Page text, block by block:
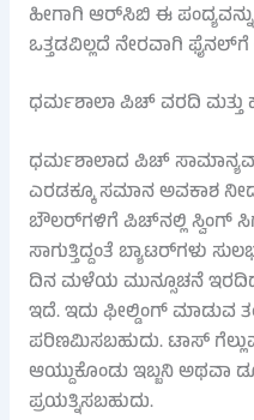
ಹೀಗಾಗಿ ಆರ್​ಸಿಬಿ ಈ
ಒತ್ತಡವಿಲ್ಲದೆ ನೇರವಾಗಿ
ಧರ್ಮಶಾಲಾ ಪಿಚ್ ವರದಿ ಮತ್ತು
ಧರ್ಮಶಾಲಾದ ಪಿಚ್
ಎರಡಕ್ಕೂ ಸಮಾನ ಅವಕಾಶ
ಬೌಲರ್‌ಗಳಿಗೆ ಪಿಚ್‌ನಲ್ಲಿ ಸ್ವಿಂಗ್
ಸಾಗುತ್ತಿದ್ದಂತೆ ಬ್ಯಾಟರ್‌ಗಳು
ದಿನ ಮಳೆಯ ಮುನ್ಸೂಚನೆ
ಇದೆ. ಇದು ಫೀಲ್ಡಿಂಗ್ ಮಾಡುವ
ಪರಿಣಮಿಸಬಹುದು. ಟಾಸ್
ಆಯ್ದುಕೊಂಡು ಇಬ್ಬನಿ ಅಥವಾ
ಪ್ರಯತ್ನಿಸಬಹುದು.